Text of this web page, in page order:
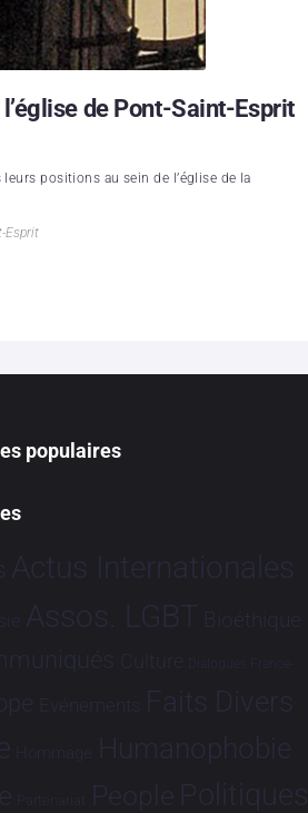
de Pont-Saint-Esprit
positions au sein de l’église de la
Esprit
populaires
Actus Internationales
Assos. LGBT Bioéthique
Culture Dialogues France-
Evénements Faits Divers
Hommage Humanophobie
Partenariat People Politiques